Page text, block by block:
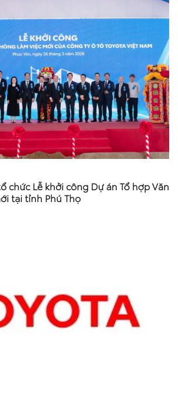
chức Lễ khởi công Dự án Tổ hợp Văn
tại tỉnh Phú Thọ